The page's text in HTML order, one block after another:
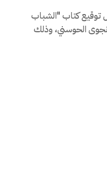
توقيع كتاب "الشباب
نجوى الحوسني، وذلك